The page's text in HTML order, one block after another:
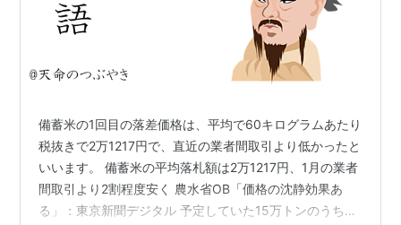
備蓄米の1回目の落差価格は、平均で60キログラムあたり
税抜きで2万1217円で、直近の業者間取引より低かったと
いいます。 備蓄米の平均落札額は2万1217円、1月の業者
間取引より2割程度安く 農水省OB「価格の沈静効果あ
る」：東京新聞デジタル 予定していた15万トンのうち